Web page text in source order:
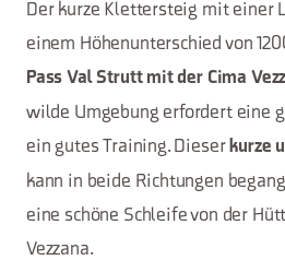
Der kurze Klettersteig mit einer
einem Höhenunterschied von
Pass Val Strutt mit der Cima
wilde Umgebung erfordert eine
ein gutes Training. Dieser kurze
kann in beide Richtungen
eine schöne Schleife von der
Vezzana.